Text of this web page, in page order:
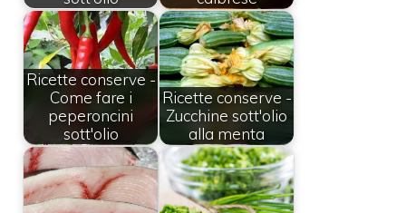
Ricette conserve -
Come fare i
peperoncini
sott'olio
Ricette conserve -
Zucchine sott'olio
alla menta